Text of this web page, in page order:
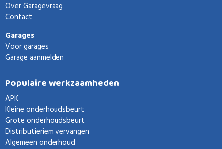
Over Garagevraag
Contact
Garages
Voor garages
Garage aanmelden
Populaire werkzaamheden
APK
Kleine onderhoudsbeurt
Grote onderhoudsbeurt
Distributieriem vervangen
Algemeen onderhoud